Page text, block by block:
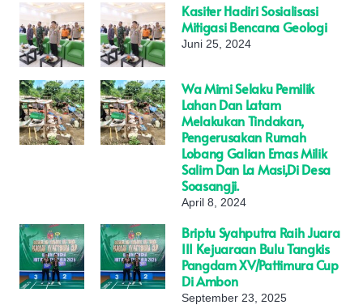
Kasiter Hadiri Sosialisasi
Mitigasi Bencana Geologi
Juni 25, 2024
Wa Mimi Selaku Pemilik
Lahan Dan Latam
Melakukan Tindakan,
Pengerusakan Rumah
Lobang Galian Emas Milik
Salim Dan La Masi,Di Desa
Soasangji.
April 8, 2024
Briptu Syahputra Raih Juara
III Kejuaraan Bulu Tangkis
Pangdam XV/Pattimura Cup
Di Ambon
September 23, 2025